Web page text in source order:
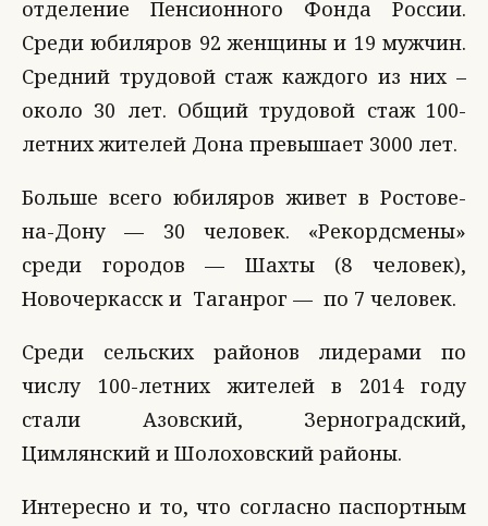
отделение Пенсионного Фонда России.
Среди юбиляров 92 женщины и 19 мужчин.
Средний трудовой стаж каждого из них –
около 30 лет. Общий трудовой стаж 100-
летних жителей Дона превышает 3000 лет.
Больше всего юбиляров живет в Ростове-
на-Дону — 30 человек. «Рекордсмены»
среди городов — Шахты (8 человек),
Новочеркасск и Таганрог — по 7 человек.
Среди сельских районов лидерами по
числу 100-летних жителей в 2014 году
стали Азовский, Зерноградский,
Цимлянский и Шолоховский районы.
Интересно и то, что согласно паспортным